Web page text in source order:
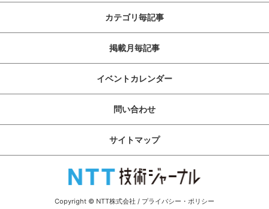
カテゴリ毎記事
掲載月毎記事
イベントカレンダー
問い合わせ
サイトマップ
Copyright © NTT株式会社 / プライバシー・ポリシー